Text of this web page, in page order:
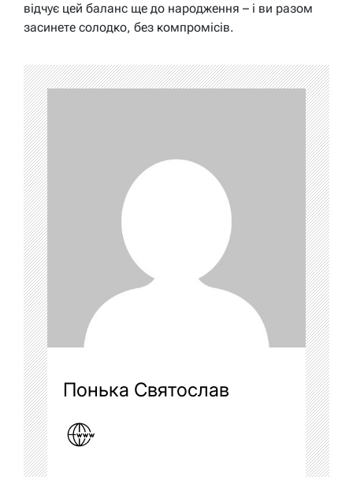
відчує цей баланс ще до народження – і ви разом
засинете солодко, без компромісів.
Понька Святослав